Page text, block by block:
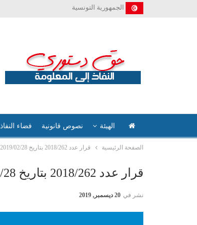
الجمهورية التونسية
الهيئة نصوص قانونية فضاء
الصفحة الرئيسية قرار عدد 2018/262 بتاريخ 2019/02/28
قرار عدد 2018/262 بتاريخ 2019/02/28
نشر في 20 ديسمبر, 2019